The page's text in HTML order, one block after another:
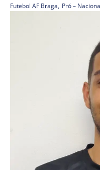
Futebol AF Braga, Pró –